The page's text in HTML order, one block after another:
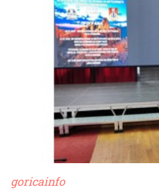
goricainfo